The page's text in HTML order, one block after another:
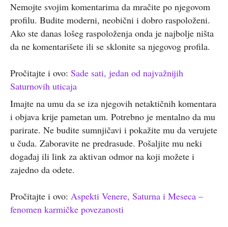
Nemojte svojim komentarima da mračite po njegovom
profilu. Budite moderni, neobični i dobro raspoloženi.
Ako ste danas lošeg raspoloženja onda je najbolje ništa
da ne komentarišete ili se sklonite sa njegovog profila.
Pročitajte i ovo: Sade sati, jedan od najvažnijih
Saturnovih uticaja
Imajte na umu da se iza njegovih netaktičnih komentara
i objava krije pametan um. Potrebno je mentalno da mu
parirate. Ne budite sumnjičavi i pokažite mu da verujete
u čuda. Zaboravite ne predrasude. Pošaljite mu neki
događaj ili link za aktivan odmor na koji možete i
zajedno da odete.
Pročitajte i ovo: Aspekti Venere, Saturna i Meseca –
fenomen karmičke povezanosti